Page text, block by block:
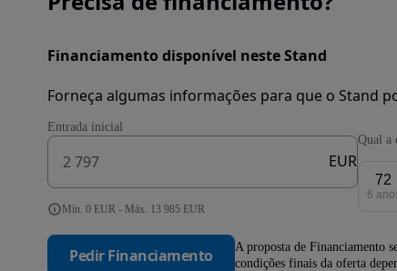
Financiamento disponível neste Stand
Forneça algumas informações para que o Stand
Entrada inicial
EUR
Mín. 0 EUR - Máx. 13 985 EUR
Qual a
72
6
Pedir Financiamento
A proposta de Financiamento
condições finais da oferta